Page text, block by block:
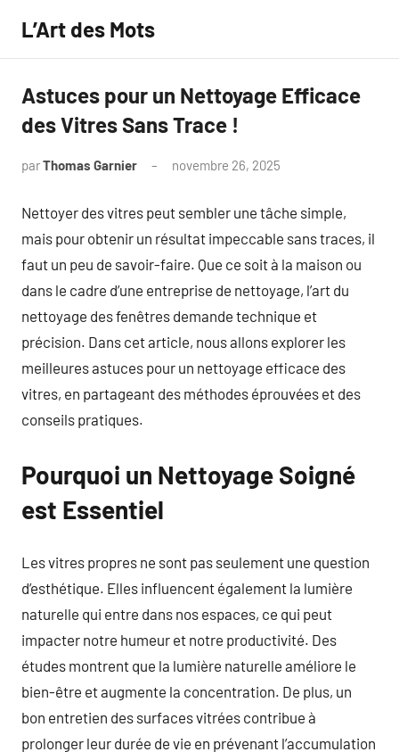
contenu
L’Art des Mots
Astuces pour un Nettoyage Efficace
des Vitres Sans Trace !
parThomas Garnier novembre 26, 2025
Nettoyer des vitres peut sembler une tâche simple,
mais pour obtenir un résultat impeccable sans traces, il
faut un peu de savoir-faire. Que ce soit à la maison ou
dans le cadre d’une entreprise de nettoyage, l’art du
nettoyage des fenêtres demande technique et
précision. Dans cet article, nous allons explorer les
meilleures astuces pour un nettoyage efficace des
vitres, en partageant des méthodes éprouvées et des
conseils pratiques.
Pourquoi un Nettoyage Soigné
est Essentiel
Les vitres propres ne sont pas seulement une question
d’esthétique. Elles influencent également la lumière
naturelle qui entre dans nos espaces, ce qui peut
impacter notre humeur et notre productivité. Des
études montrent que la lumière naturelle améliore le
bien-être et augmente la concentration. De plus, un
bon entretien des surfaces vitrées contribue à
prolonger leur durée de vie en prévenant l’accumulation